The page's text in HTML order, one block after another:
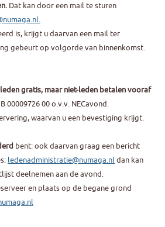
Dat kan door een mail te sturen
is, krijgt u daarvan een mail ter
gebeurt op volgorde van binnenkomst.
gratis, maar niet-leden betalen vooraf
00009726 00 o.v.v. NECavond.
waarvan u een bevestiging krijgt.
bent: ook daarvan graag een bericht
ledenadministratie@numaga.nldan kan
deelnemen aan de avond.
en plaats op de begane grond